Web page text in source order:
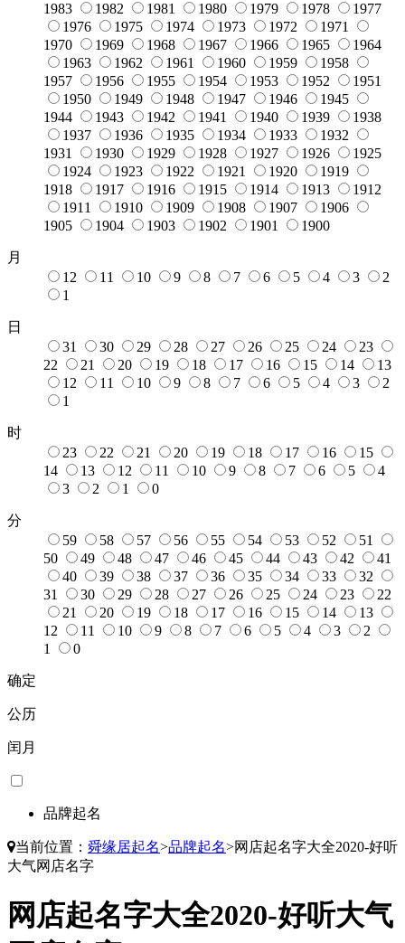
1983
1982 1981 1980 1979 1978
1977
1976
1975 1974 1973 1972
1971
1970
1969 1968 1967 1966 1965
1964
1963
1962 1961 1960 1959
1958
1957
1956 1955 1954 1953 1952
1951
1950
1949 1948 1947 1946
1945
1944
1943 1942 1941 1940 1939
1938
1937
1936 1935 1934 1933
1932
1931
1930 1929 1928 1927 1926
1925
1924
1923 1922 1921 1920
1919
1918
1917 1916 1915 1914 1913
1912
1911
1910 1909 1908 1907
1906
1905
1904 1903 1902 1901 1900
月
12
11 10 9 8 7 6 5 4 3
2
1
日
31
30 29 28 27 26 25 24
23
22
21 20 19 18 17 16 15 14
13
12
11 10 9 8 7 6 5 4 3
2
1
时
23
22 21 20 19 18 17 16
15
14
13 12 11 10 9 8 7 6 5
4
3
2 1 0
分
59
58 57 56 55 54 53 52
51
50
49 48 47 46 45 44 43 42
41
40
39 38 37 36 35 34 33
32
31
30 29 28 27 26 25 24 23
22
21
20 19 18 17 16 15 14
13
12
11 10 9 8 7 6 5 4 3
2
1
0
确定
公历
闰月
品牌起名
当前位置： 舜缘居起名>品牌起名>网店起名字大全2020-好听
大气网店名字
网店起名字大全2020-好听大气